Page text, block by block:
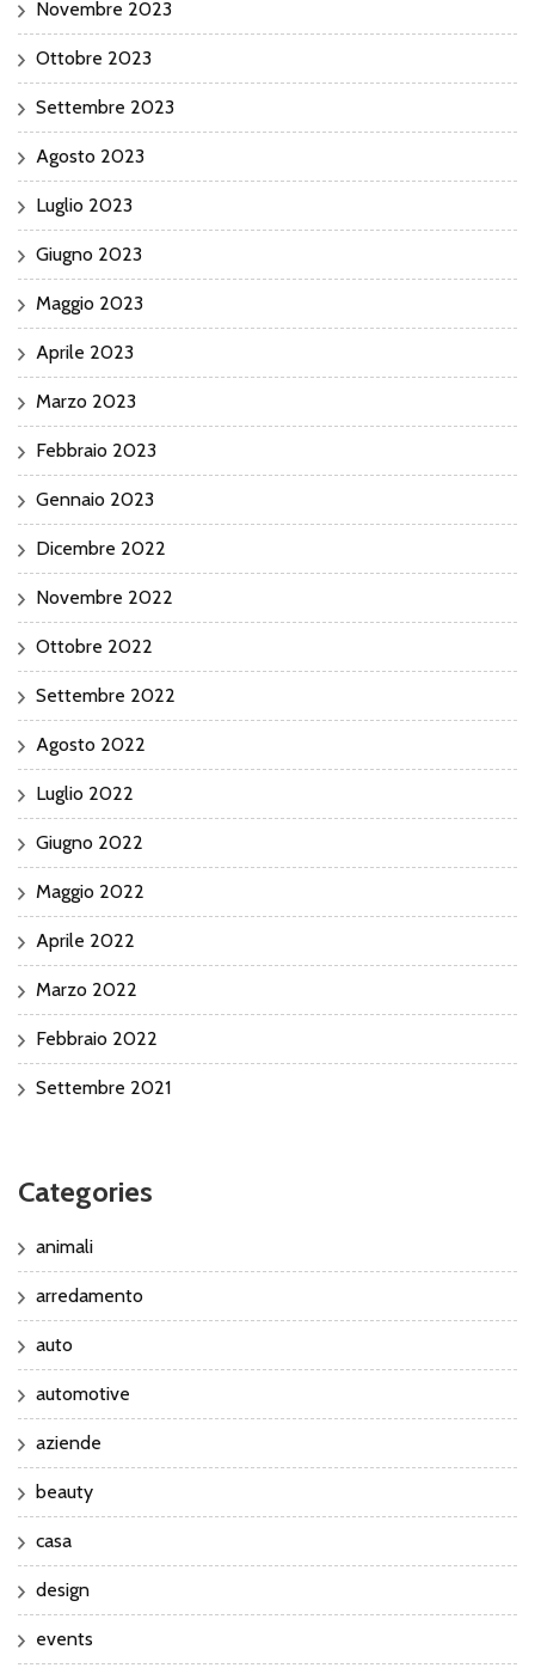
Novembre 2023
Ottobre 2023
Settembre 2023
Agosto 2023
Luglio 2023
Giugno 2023
Maggio 2023
Aprile 2023
Marzo 2023
Febbraio 2023
Gennaio 2023
Dicembre 2022
Novembre 2022
Ottobre 2022
Settembre 2022
Agosto 2022
Luglio 2022
Giugno 2022
Maggio 2022
Aprile 2022
Marzo 2022
Febbraio 2022
Settembre 2021
Categories
animali
arredamento
auto
automotive
aziende
beauty
casa
design
events